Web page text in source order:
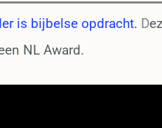
is bijbelse opdracht. D
NL Award.